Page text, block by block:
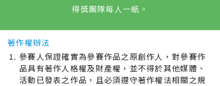
得獎團隊每人一紙。
著作權辦法
參賽人保證確實為參賽作品之原創作人，對參賽作
品具有著作人格權及財產權，並不得於其他媒體、
活動已發表之作品，且必須遵守著作權法相關之規